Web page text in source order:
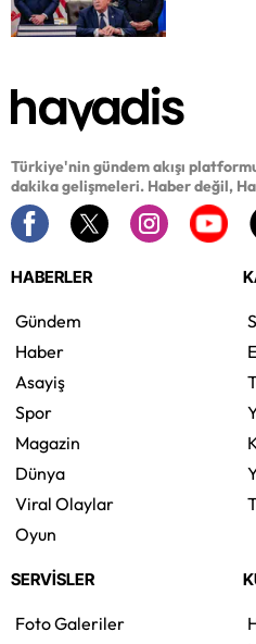
Türkiye'nin gündem akışı
dakika gelişmeleri. Haber değil,
HABERLER
Gündem
Haber
Asayiş
Spor
Magazin
Dünya
Viral Olaylar
Oyun
SERVİSLER
Foto Galeriler